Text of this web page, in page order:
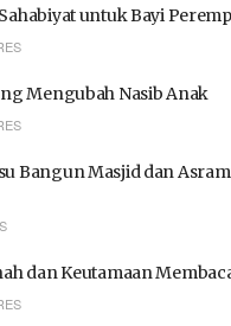
untuk Bayi
Mengubah Nasib Anak
Bangun Masjid dan
dan Keutamaan